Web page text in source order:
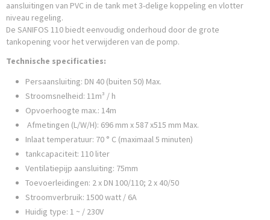
aansluitingen van PVC in de tank met 3-delige koppeling en vlotter
niveau regeling.
De SANIFOS 110 biedt eenvoudig onderhoud door de grote
tankopening voor het verwijderen van de pomp.
Technische specificaties:
Persaansluiting: DN 40 (buiten 50) Max.
Stroomsnelheid: 11m³ / h
Opvoerhoogte max.: 14m
Afmetingen (L/W/H): 696 mm x 587 x515 mm Max.
Inlaat temperatuur: 70 ° C (maximaal 5 minuten)
tankcapaciteit: 110 liter
Ventilatiepijp aansluiting: 75mm
Toevoerleidingen: 2 x DN 100/110; 2 x 40/50
Stroomverbruik: 1500 watt / 6A
Huidig ​​type: 1 ~ / 230V